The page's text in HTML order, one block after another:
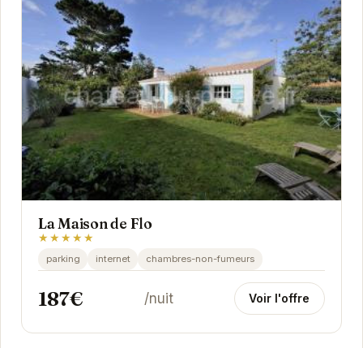
La Maison de Flo
★★★★★
parking internet chambres-non-fumeurs
187€ /nuit Voir l'offre